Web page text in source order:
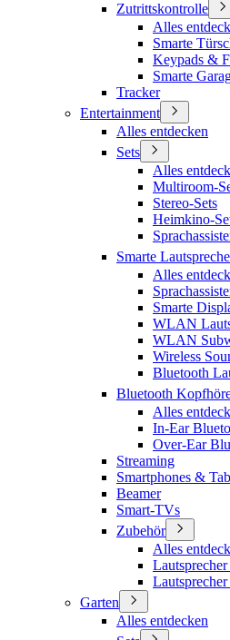
Zutrittskontrolle
Alles
Smarte
Keypads &
Smarte
Tracker
Entertainment
Alles entdecken
Sets
Alles
Multiroom-
Stereo-Sets
Heimkino-
Smarte
Alles
Smarte
WLAN
WLAN
Wireless
Bluetooth
Bluetooth
Alles
In-Ear
Over-Ear
Streaming
Smartphones &
Beamer
Smart-TVs
Zubehör
Alles
Lautsprecher
Garten
Alles entdecken